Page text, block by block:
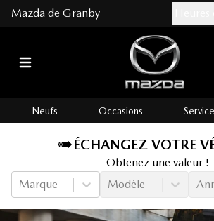
Mazda de Granby
Neufs Occasions Service
ÉCHANGEZ VOTRE
Obtenez une valeur !
Marque
Modèle